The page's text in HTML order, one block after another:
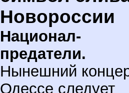
Новороссии
Национал-
предатели.
Нынешний
Одессе следует